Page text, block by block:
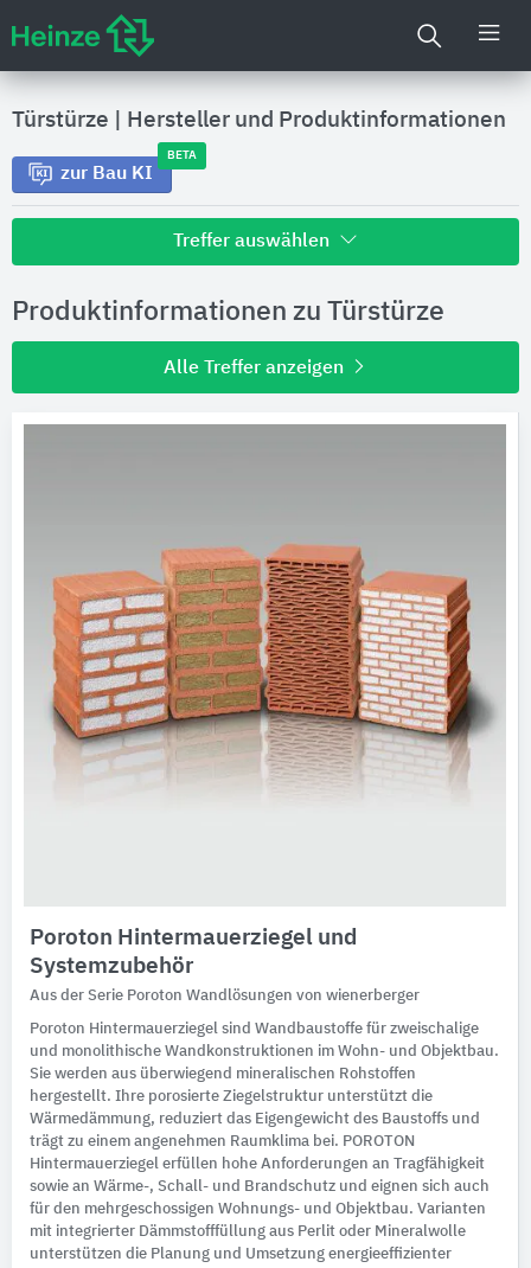
Türstürze Hersteller und Produktinformationen
zur Bau KI
BETA
Treffer auswählen
Hersteller
Ausschreibungstexte
CAD-Details
Architekturobjekte
Expertenprofile
Produktinformationen zu Türstürze
Alle Treffer anzeigen
Poroton Hintermauerziegel und
Systemzubehör
Aus der Serie Poroton Wandlösungen von wienerberger
Poroton Hintermauerziegel sind Wandbaustoffe für zweischalige
und monolithische Wandkonstruktionen im Wohn- und Objektbau.
Sie werden aus überwiegend mineralischen Rohstoffen
hergestellt. Ihre porosierte Ziegelstruktur unterstützt die
Wärmedämmung, reduziert das Eigengewicht des Baustoffs und
trägt zu einem angenehmen Raumklima bei. POROTON
Hintermauerziegel erfüllen hohe Anforderungen an Tragfähigkeit
sowie an Wärme-, Schall- und Brandschutz und eignen sich auch
für den mehrgeschossigen Wohnungs- und Objektbau. Varianten
mit integrierter Dämmstofffüllung aus Perlit oder Mineralwolle
unterstützen die Planung und Umsetzung energieeffizienter